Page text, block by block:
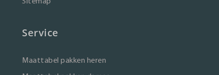
Service
Maattabel pakken heren